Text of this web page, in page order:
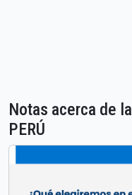
Notas acerca de
PERÚ